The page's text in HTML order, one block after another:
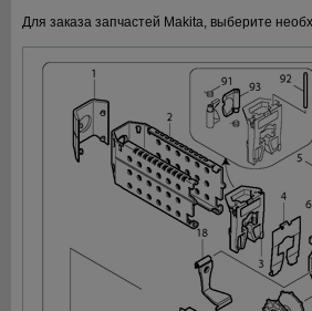
Для заказа запчастей Makita, выберите